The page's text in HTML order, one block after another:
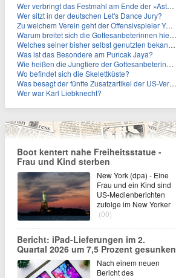
Wer verbringt das Festmahl am Ende der »Asterix«-Comics oft gefesselt und/oder geknebelt?
Wer sitzt in der deutschen Let's Dance Jury?
Zu welchem Verein geht der Offensivspieler Yan Diomande?
Warum breitet sich die Gottesanbeterinnen hierzulande immer weiter aus?
Welches seiner bisher selbst genutzten bekannten Gebäude verpachtet der Vatikan nun?
Was ist das Besondere am Puncak Jaya?
Wie heißen die Jungtiere der Gottesanbeterinnen?
Wo befindet sich die Skelettküste?
Was besagt der fünfte Zusatzartikel der US-Verfassung, auf den sich Fauci berief?
Wer war Karl Liebknecht?
Boot kentert nahe Freiheitsstatue -
Frau und Kind sterben
New York (dpa) - Eine
Frau und ein Kind sind
US-Medienberichten
zufolge im New Yorker
(00)
Bericht: iPad-Lieferungen im 2.
Quartal 2026 um 7,5 Prozent gesunken
Nach einem neuen
Bericht des